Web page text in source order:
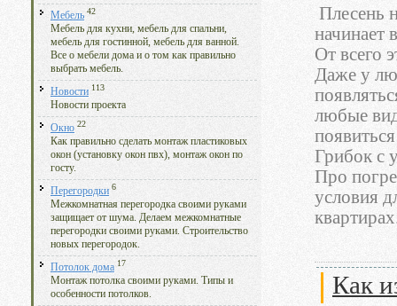
Мебель 42
Мебель для кухни, мебель для спальни,
мебель для гостинной, мебель для ванной.
Все о мебели дома и о том как правильно
выбрать мебель.
Новости 113
Новости проекта
Окно 22
Как правильно сделать монтаж пластиковых
окон (установку окон пвх), монтаж окон по
госту.
Перегородки 6
Межкомнатная перегородка своими руками
защищает от шума. Делаем межкомнатные
перегородки своими руками. Строительство
новых перегородок.
Потолок дома 17
Монтаж потолка своими руками. Типы и
особенности потолков.
Плесень
начинает
От всего
Даже у
любые
Грибок с
Про
условия
Как